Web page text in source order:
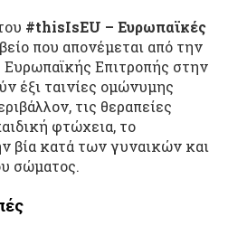
#thisIsEU – Ευρωπαϊκές
που απονέμεται από την
Επιτροπής στην
έξι ταινίες ομώνυμης
τις θεραπείες
φτώχεια, το
βία κατά των γυναικών και
σώματος.